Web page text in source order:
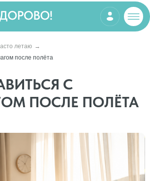
летаю →
после полёта
С
ПОСЛЕ ПОЛЁТА